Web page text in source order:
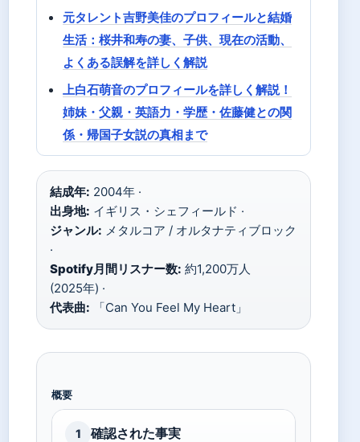
元タレント吉野美佳のプロフィールと結婚
生活：桜井和寿の妻、子供、現在の活動、
よくある誤解を詳しく解説
上白石萌音のプロフィールを詳しく解説！
姉妹・父親・英語力・学歴・佐藤健との関
係・帰国子女説の真相まで
結成年: 2004年 ·
出身地: イギリス・シェフィールド ·
ジャンル: メタルコア / オルタナティブロック
·
Spotify月間リスナー数: 約1,200万人
(2025年) ·
代表曲: 「Can You Feel My Heart」
概要
1 確認された事実